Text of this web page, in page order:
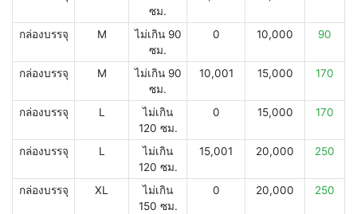
ซม.
กล่องบรรจุ M
ไม่เกิน 90
ซม.
0 10,000 90
กล่องบรรจุ M
ไม่เกิน 90
ซม.
10,001 15,000 170
กล่องบรรจุ L
ไม่เกิน
120 ซม.
0 15,000 170
กล่องบรรจุ L
ไม่เกิน
120 ซม.
15,001 20,000 250
กล่องบรรจุ XL
ไม่เกิน
150 ซม.
0 20,000 250